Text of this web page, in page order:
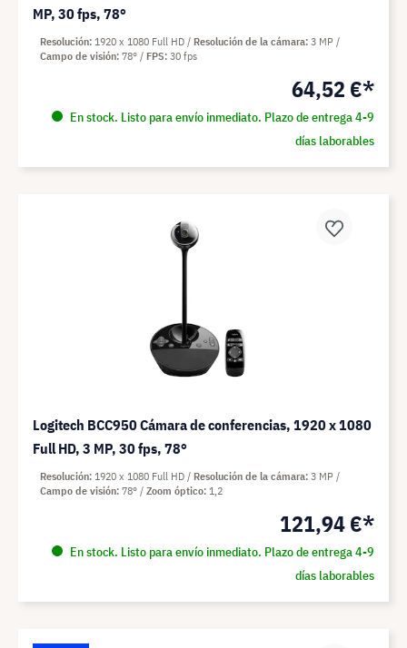
MP, 30 fps, 78°
64,52 €*
En stock. Listo para envío inmediato. Plazo de entrega 4-9
días laborables
Resolución 1920 x 1080 Full HD Resolución de la cámara 3 MP
Campo de visión 78° FPS 30 fps
Logitech BCC950 Cámara de conferencias, 1920 x 1080
Full HD, 3 MP, 30 fps, 78°
121,94 €*
En stock. Listo para envío inmediato. Plazo de entrega 4-9
días laborables
Resolución 1920 x 1080 Full HD Resolución de la cámara 3 MP
Campo de visión 78° Zoom óptico 1,2